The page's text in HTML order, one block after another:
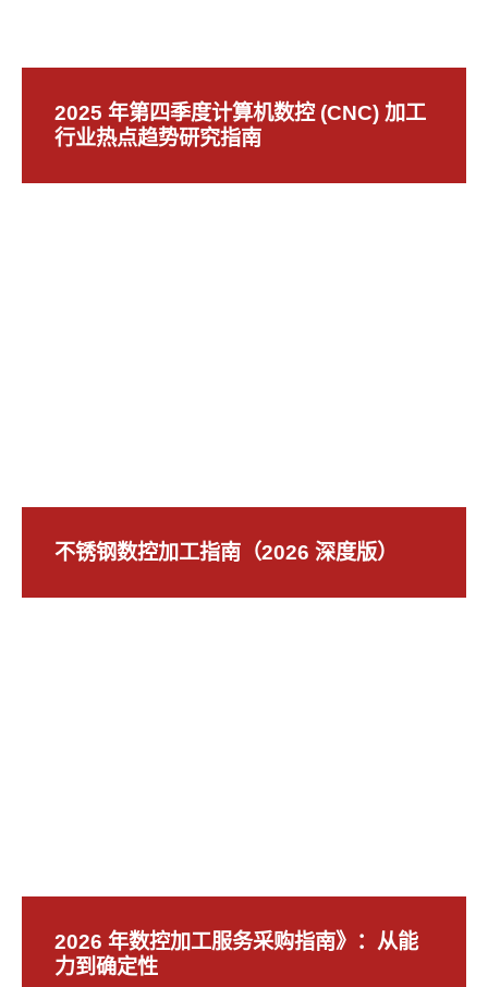
2025 年第四季度计算机数控 (CNC) 加工
行业热点趋势研究指南
不锈钢数控加工指南（2026 深度版）
2026 年数控加工服务采购指南》：从能
力到确定性